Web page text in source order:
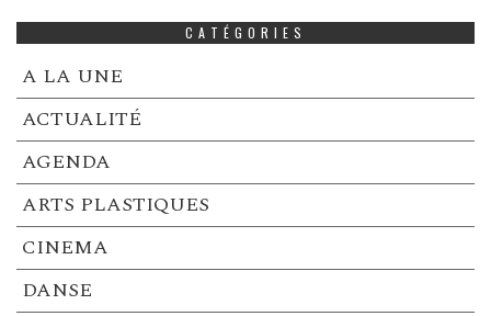
CATÉGORIES
A LA UNE
ACTUALITÉ
AGENDA
ARTS PLASTIQUES
CINEMA
DANSE